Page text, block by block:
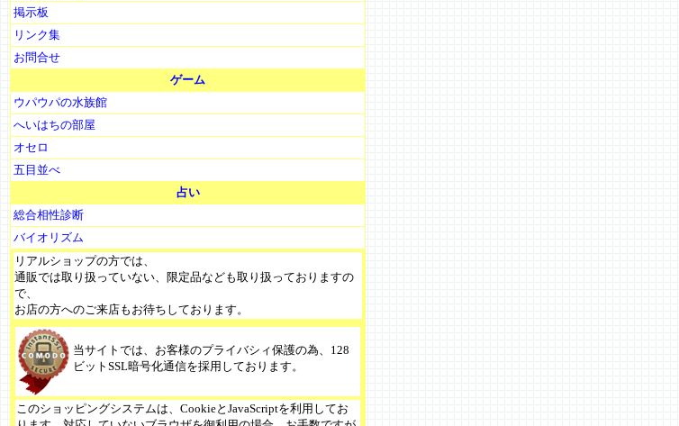
掲示板
リンク集
お問合せ
ゲーム
ウパウパの水族館
へいはちの部屋
オセロ
五目並べ
占い
総合相性診断
バイオリズム
リアルショップの方では、
通販では取り扱っていない、限定品なども取り扱っておりますの
で、
お店の方へのご来店もお待ちしております。
当サイトでは、お客様のプライバシィ保護の為、128
ビットSSL暗号化通信を採用しております。
このショッピングシステムは、CookieとJavaScriptを利用してお